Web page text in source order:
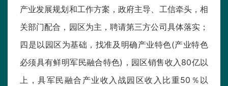
产业发展规划和工作方案，政府主导、工信牵头，相
关部门配合，园区为主，聘请第三方公司具体落实；
四是以园区为基础，找准及明确产业特色(产业特色
必须具有鲜明军民融合特色)，园区销售收入80亿以
上，具军民融合产业收入战园区收入比重50％以